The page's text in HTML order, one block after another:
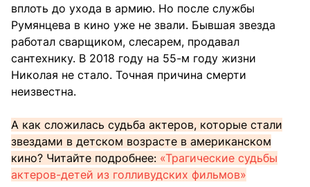
вплоть до ухода в армию. Но после службы
Румянцева в кино уже не звали. Бывшая звезда
работал сварщиком, слесарем, продавал
сантехнику. В 2018 году на 55-м году жизни
Николая не стало. Точная причина смерти
неизвестна.
А как сложилась судьба актеров, которые стали
звездами в детском возрасте в американском
кино? Читайте подробнее: «Трагические судьбы
актеров-детей из голливудских фильмов»